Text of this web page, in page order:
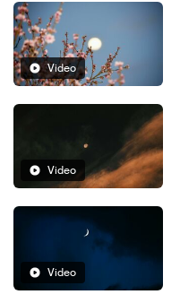
Video
Video
Video